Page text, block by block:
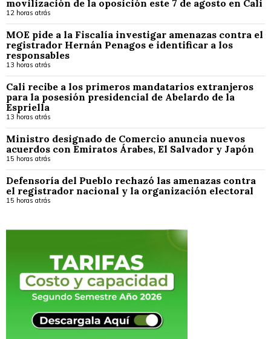
movilización de la oposición este 7 de agosto en Cali
12 horas atrás
MOE pide a la Fiscalía investigar amenazas contra el
registrador Hernán Penagos e identificar a los
responsables
13 horas atrás
Cali recibe a los primeros mandatarios extranjeros
para la posesión presidencial de Abelardo de la
Espriella
13 horas atrás
Ministro designado de Comercio anuncia nuevos
acuerdos con Emiratos Árabes, El Salvador y Japón
15 horas atrás
Defensoría del Pueblo rechazó las amenazas contra
el registrador nacional y la organización electoral
15 horas atrás